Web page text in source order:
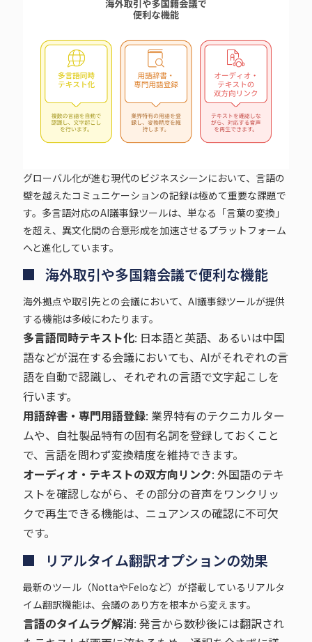
グローバル化が進む現代のビジネスシーンにおいて、言語の
壁を越えたコミュニケーションの記録は極めて重要な課題で
す。多言語対応のAI議事録ツールは、単なる「言葉の変換」
を超え、異文化間の合意形成を加速させるプラットフォーム
へと進化しています。
海外取引や多国籍会議で便利な機能
海外拠点や取引先との会議において、AI議事録ツールが提供
する機能は多岐にわたります。
多言語同時テキスト化: 日本語と英語、あるいは中国
語などが混在する会議においても、AIがそれぞれの言
語を自動で認識し、それぞれの言語で文字起こしを
行います。
用語辞書・専門用語登録: 業界特有のテクニカルター
ムや、自社製品特有の固有名詞を登録しておくこと
で、言語を問わず変換精度を維持できます。
オーディオ・テキストの双方向リンク: 外国語のテキ
ストを確認しながら、その部分の音声をワンクリッ
クで再生できる機能は、ニュアンスの確認に不可欠
です。
リアルタイム翻訳オプションの効果
最新のツール（NottaやFeloなど）が搭載しているリアルタ
イム翻訳機能は、会議のあり方を根本から変えます。
言語のタイムラグ解消: 発言から数秒後には翻訳され